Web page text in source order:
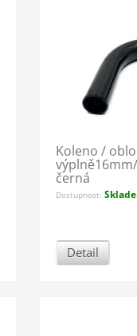
Koleno /
černá
Dostupnost:
Detail